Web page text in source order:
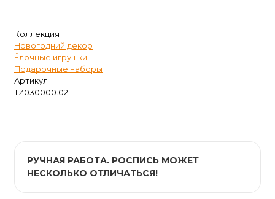
Коллекция
Новогодний декор
Ёлочные игрушки
Подарочные наборы
Артикул
TZ030000.02
РУЧНАЯ РАБОТА. РОСПИСЬ МОЖЕТ
НЕСКОЛЬКО ОТЛИЧАТЬСЯ!